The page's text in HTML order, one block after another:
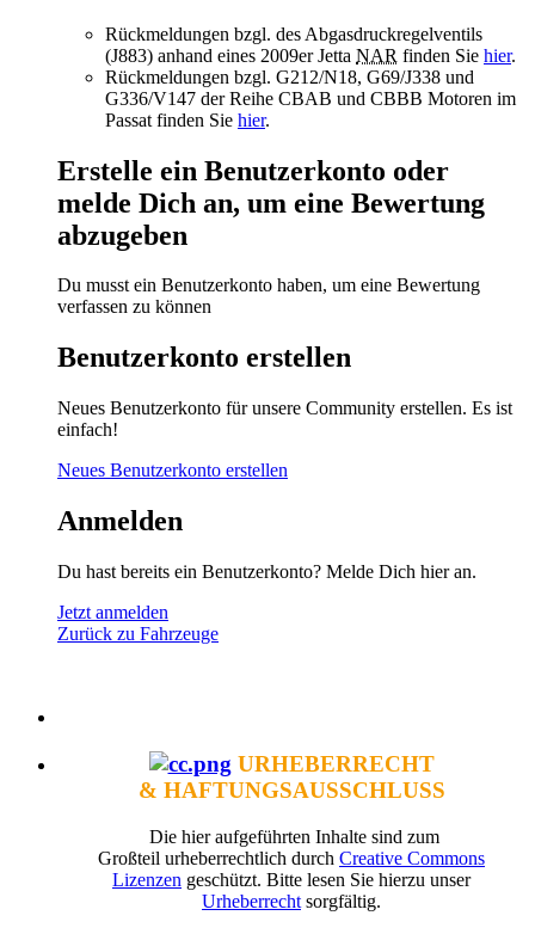
Rückmeldungen bzgl. des Abgasdruckregelventils
(J883) anhand eines 2009er Jetta NAR finden Sie hier.
Rückmeldungen bzgl. G212/N18, G69/J338 und
G336/V147 der Reihe CBAB und CBBB Motoren im
Passat finden Sie hier.
Erstelle ein Benutzerkonto oder
melde Dich an, um eine Bewertung
abzugeben
Du musst ein Benutzerkonto haben, um eine Bewertung
verfassen zu können
Benutzerkonto erstellen
Neues Benutzerkonto für unsere Community erstellen. Es ist
einfach!
Neues Benutzerkonto erstellen
Anmelden
Du hast bereits ein Benutzerkonto? Melde Dich hier an.
Jetzt anmelden
Zurück zu Fahrzeuge
URHEBERRECHT
& HAFTUNGSAUSSCHLUSS
Die hier aufgeführten Inhalte sind zum
Großteil urheberrechtlich durch Creative Commons
Lizenzen geschützt. Bitte lesen Sie hierzu unser
Urheberrecht sorgfältig.